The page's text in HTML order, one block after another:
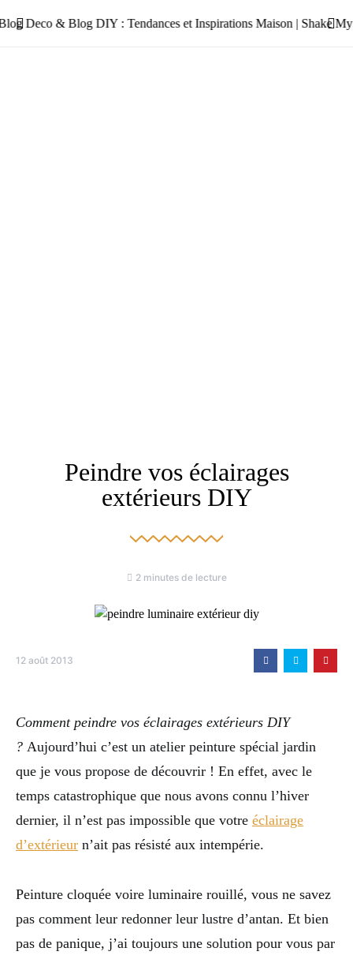
Peindre vos éclairages
extérieurs DIY
2 minutes de lecture
12 août 2013
Comment peindre vos éclairages extérieurs DIY
? Aujourd’hui c’est un atelier peinture spécial jardin
que je vous propose de découvrir ! En effet, avec le
temps catastrophique que nous avons connu l’hiver
dernier, il n’est pas impossible que votre éclairage
d’extérieur n’ait pas résisté aux intempérie.
Peinture cloquée voire luminaire rouillé, vous ne savez
pas comment leur redonner leur lustre d’antan. Et bien
pas de panique, j’ai toujours une solution pour vous par